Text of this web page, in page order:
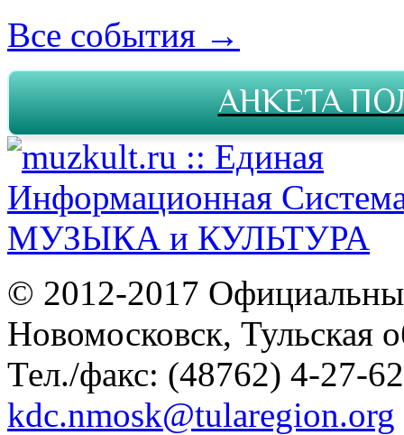
Все события →
АНКЕТА
© 2012-2017
Новомосковск, Тульская
Тел./факс: (48762) 4-27-
kdc.nmosk@tularegion.org